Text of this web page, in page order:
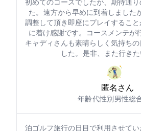
初めてのコースでしたが、期待通
た。 遠方から早めに到着しました
調整して頂き即座にプレイするこ
に着け感謝です。 コースメンテが
キャディさんも素晴らしく気持ち
した。 是非、また行きた
匿名さん
年齢: 70代性別: 男性総
1泊ゴルフ旅行の1日目で利用させて